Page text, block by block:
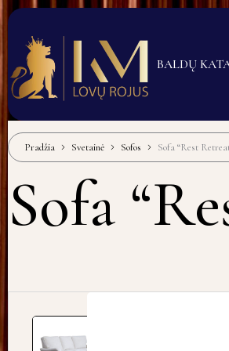
BALDŲ
Pradžia Svetainė Sofos Sofa “Rest
Sofa